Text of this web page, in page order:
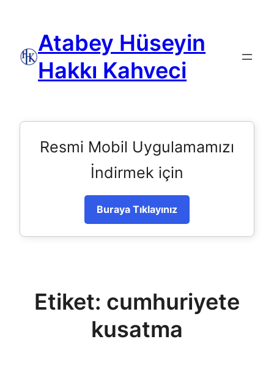
Atabey Hüseyin
Hakkı Kahveci
Resmi Mobil Uygulamamızı
İndirmek için
Buraya Tıklayınız
Etiket: cumhuriyete
kusatma